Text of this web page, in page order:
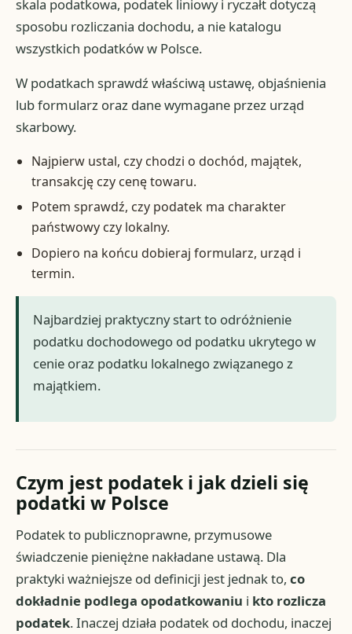
skala podatkowa, podatek liniowy i ryczałt dotyczą
sposobu rozliczania dochodu, a nie katalogu
wszystkich podatków w Polsce.
W podatkach sprawdź właściwą ustawę, objaśnienia
lub formularz oraz dane wymagane przez urząd
skarbowy.
Najpierw ustal, czy chodzi o dochód, majątek,
transakcję czy cenę towaru.
Potem sprawdź, czy podatek ma charakter
państwowy czy lokalny.
Dopiero na końcu dobieraj formularz, urząd i
termin.
Najbardziej praktyczny start to odróżnienie
podatku dochodowego od podatku ukrytego w
cenie oraz podatku lokalnego związanego z
majątkiem.
Czym jest podatek i jak dzieli się
podatki w Polsce
Podatek to publicznoprawne, przymusowe
świadczenie pieniężne nakładane ustawą. Dla
praktyki ważniejsze od definicji jest jednak to,co
dokładnie podlega opodatkowaniu i kto rozlicza
podatek. Inaczej działa podatek od dochodu, inaczej